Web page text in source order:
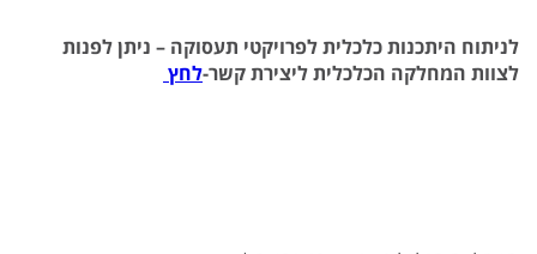
לניתוח היתכנות כלכלית לפרויקטי תעסוקה – ניתן לפנות
לצוות המחלקה הכלכלית ליצירת קשר-לחץ